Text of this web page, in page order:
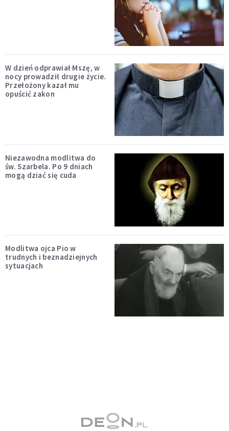
W dzień odprawiał Mszę, w
nocy prowadził drugie życie.
Przełożony kazał mu
opuścić zakon
Niezawodna modlitwa do
św. Szarbela. Po 9 dniach
mogą dziać się cuda
Modlitwa ojca Pio w
trudnych i beznadziejnych
sytuacjach